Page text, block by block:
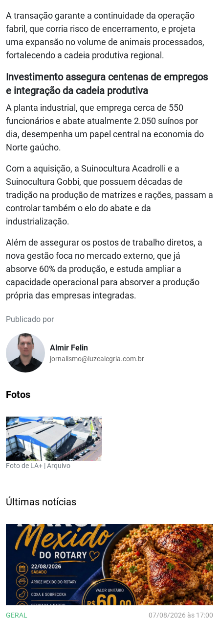
A transação garante a continuidade da operação
fabril, que corria risco de encerramento, e projeta
uma expansão no volume de animais processados,
fortalecendo a cadeia produtiva regional.
Investimento assegura centenas de empregos
e integração da cadeia produtiva
A planta industrial, que emprega cerca de 550
funcionários e abate atualmente 2.050 suínos por
dia, desempenha um papel central na economia do
Norte gaúcho.
Com a aquisição, a Suinocultura Acadrolli e a
Suinocultura Gobbi, que possuem décadas de
tradição na produção de matrizes e rações, passam a
controlar também o elo do abate e da
industrialização.
Além de assegurar os postos de trabalho diretos, a
nova gestão foca no mercado externo, que já
absorve 60% da produção, e estuda ampliar a
capacidade operacional para absorver a produção
própria das empresas integradas.
Publicado por
Almir Felin
jornalismo@luzealegria.com.br
Fotos
Foto de LA+ | Arquivo
Últimas notícias
GERAL 07/08/2026 às 17:00